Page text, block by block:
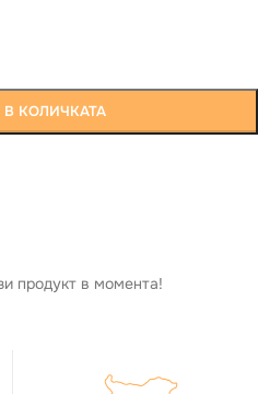
КОЛИЧКАТА
продукт в момента!